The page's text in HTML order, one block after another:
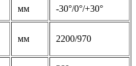
мм -30°/0°/+30°
мм 2200/970